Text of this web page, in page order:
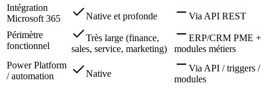
Intégration
Microsoft 365
Native et profonde
Via API REST
Périmètre
fonctionnel
Très large (finance,
sales, service, marketing)
ERP/CRM PME +
modules métiers
Power Platform
/ automation
Native
Via API / triggers /
modules